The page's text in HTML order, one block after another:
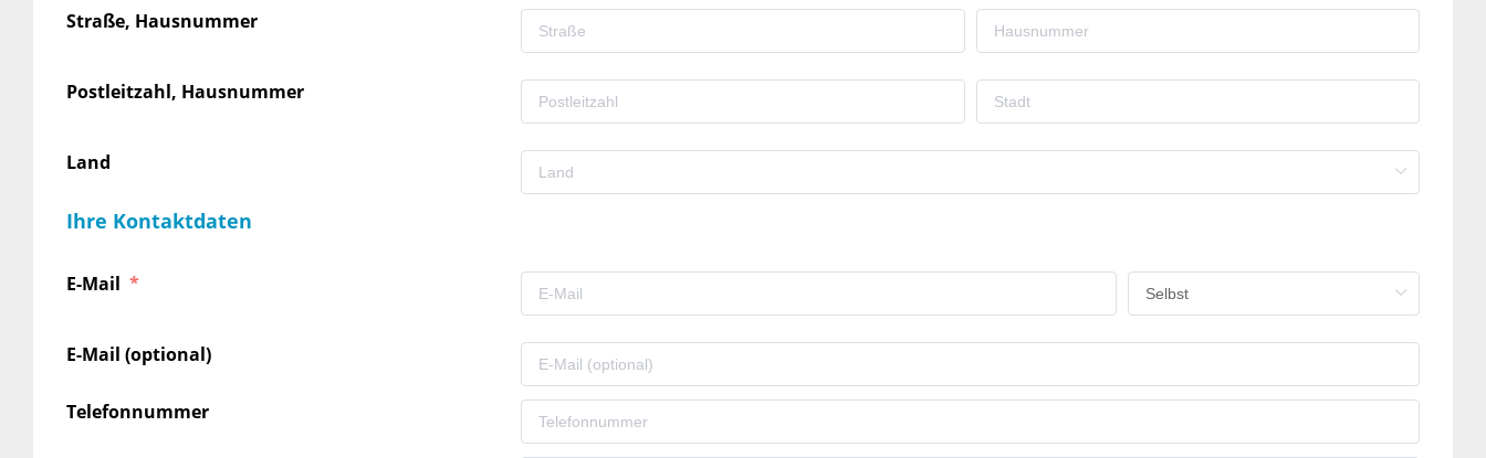
Straße, Hausnummer
Postleitzahl, Hausnummer
Land
Ihre Kontaktdaten
E-Mail
E-Mail (optional)
Telefonnummer